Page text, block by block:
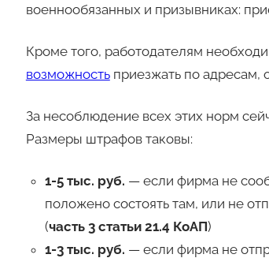
военнообязанных и призывниках:
Кроме того, работодателям
возможностьприезжать по адресам,
За несоблюдение всех этих норм
Размеры штрафов таковы:
1-5 тыс. руб. — если фирма не
положено состоять там, или не
(часть 3 статьи 21.4 КоАП)
1-3 тыс. руб. — если фирма не